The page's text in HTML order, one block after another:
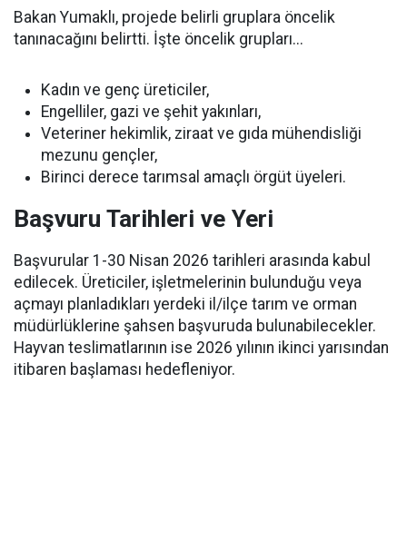
Bakan Yumaklı, projede belirli gruplara öncelik
tanınacağını belirtti. İşte öncelik grupları...
Kadın ve genç üreticiler,
Engelliler, gazi ve şehit yakınları,
Veteriner hekimlik, ziraat ve gıda mühendisliği
mezunu gençler,
Birinci derece tarımsal amaçlı örgüt üyeleri.
Başvuru Tarihleri ve Yeri
Başvurular 1-30 Nisan 2026 tarihleri arasında kabul
edilecek. Üreticiler, işletmelerinin bulunduğu veya
açmayı planladıkları yerdeki il/ilçe tarım ve orman
müdürlüklerine şahsen başvuruda bulunabilecekler.
Hayvan teslimatlarının ise 2026 yılının ikinci yarısından
itibaren başlaması hedefleniyor.